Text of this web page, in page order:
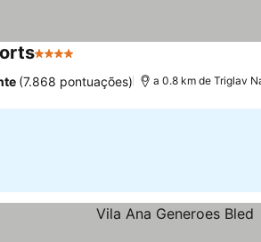
4 Estrelas
(7.868 pontuações) a 0.8 km de Triglav